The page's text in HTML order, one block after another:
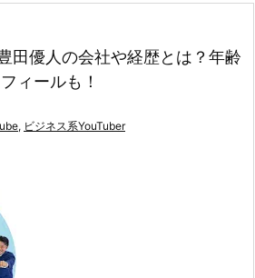
田優人の会社や経歴とは？年齢
ィールも！
, ビジネス系YouTuber